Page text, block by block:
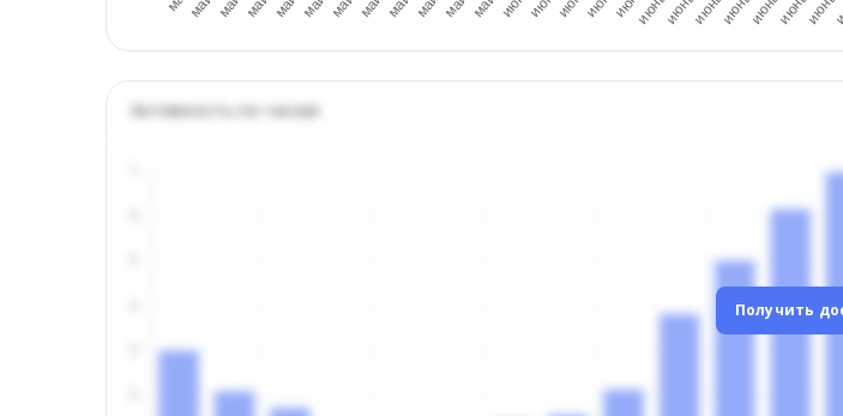
Активность по часам
Получить